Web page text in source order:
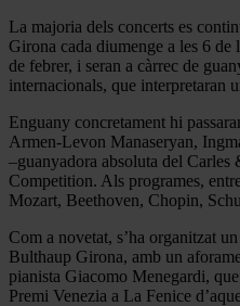
La majoria dels concerts es
Girona cada diumenge a les 6 de
de febrer, i seran a càrrec de
internacionals, que interpretaran
Enguany concretament hi
Armen-Levon Manaseryan,
–guanyadora absoluta del
Competition. Als programes,
Mozart, Beethoven, Chopin,
Com a novetat, s’ha organitzat
Bulthaup Girona, amb un
pianista Giacomo Menegardi,
Premi Venezia a La Fenice